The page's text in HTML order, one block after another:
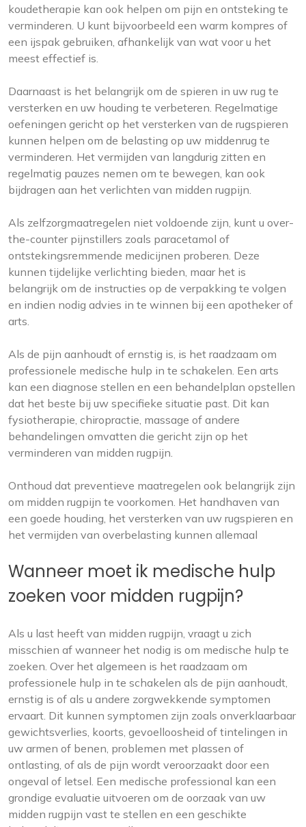
koudetherapie kan ook helpen om pijn en ontsteking te
verminderen. U kunt bijvoorbeeld een warm kompres of
een ijspak gebruiken, afhankelijk van wat voor u het
meest effectief is.
Daarnaast is het belangrijk om de spieren in uw rug te
versterken en uw houding te verbeteren. Regelmatige
oefeningen gericht op het versterken van de rugspieren
kunnen helpen om de belasting op uw middenrug te
verminderen. Het vermijden van langdurig zitten en
regelmatig pauzes nemen om te bewegen, kan ook
bijdragen aan het verlichten van midden rugpijn.
Als zelfzorgmaatregelen niet voldoende zijn, kunt u over-
the-counter pijnstillers zoals paracetamol of
ontstekingsremmende medicijnen proberen. Deze
kunnen tijdelijke verlichting bieden, maar het is
belangrijk om de instructies op de verpakking te volgen
en indien nodig advies in te winnen bij een apotheker of
arts.
Als de pijn aanhoudt of ernstig is, is het raadzaam om
professionele medische hulp in te schakelen. Een arts
kan een diagnose stellen en een behandelplan opstellen
dat het beste bij uw specifieke situatie past. Dit kan
fysiotherapie, chiropractie, massage of andere
behandelingen omvatten die gericht zijn op het
verminderen van midden rugpijn.
Onthoud dat preventieve maatregelen ook belangrijk zijn
om midden rugpijn te voorkomen. Het handhaven van
een goede houding, het versterken van uw rugspieren en
het vermijden van overbelasting kunnen allemaal
Wanneer moet ik medische hulp
zoeken voor midden rugpijn?
Als u last heeft van midden rugpijn, vraagt u zich
misschien af wanneer het nodig is om medische hulp te
zoeken. Over het algemeen is het raadzaam om
professionele hulp in te schakelen als de pijn aanhoudt,
ernstig is of als u andere zorgwekkende symptomen
ervaart. Dit kunnen symptomen zijn zoals onverklaarbaar
gewichtsverlies, koorts, gevoelloosheid of tintelingen in
uw armen of benen, problemen met plassen of
ontlasting, of als de pijn wordt veroorzaakt door een
ongeval of letsel. Een medische professional kan een
grondige evaluatie uitvoeren om de oorzaak van uw
midden rugpijn vast te stellen en een geschikte